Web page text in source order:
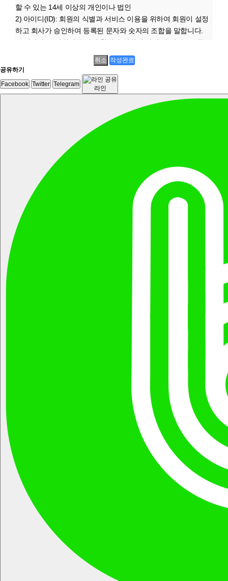
회원님이 회원가입 등을 위해 입력하신 정보는 목적이 달성된 후
별도의 DB로 옮겨져(종이의 경우 별도의 서류함) 내부 방침 및 기
별도 DB로 옮겨진 개인정보는 법률에 의한 경우가 아니고서는 보
유되어지는 이외의 다른 목적으로 이용되지 않습니다.
2. 파기방법
전자적 파일형태로 저장된 개인정보는 기록을 재생할 수 없는 기
회사는 이용자님의 개인정보를 원칙적으로 외부에 제공하지 않
습니다. 다만, 아래의 경우에는 예외로 합니다.
이용자님이 사전에 동의한 경우
법령의 규정에 의거하거나, 수사 목적으로 법령에 정해진 절차와
방법에 따라 수사기관의 요구가 있는 경우
6. 수집한 개인정보의 위탁
회사는 이용자님의 동의없이 이용자님의 정보를 외부 업체에 위
탁하지 않습니다. 향후 그러한 필요가 생길 경우, 위탁 대상자와
위탁 업무 내용에 대해 이용자님께 통지하고 필요한 경우 사전 동
이용자들의 개인정보 조회,수정을 위해서는 ‘개인정보변경’(또는
퇴”를 클릭하여 본인 확인 절차를 거치신 후 직접 열람, 정정 또는
혹은 개인정보관리책임자에게 서면 또는 이메일로 연락하시면
귀하가 개인정보의 오류에 대한 정정을 요청하신 경우에는 정정
다. 또한 잘못된 개인정보를 제3자에게 이미 제공한 경우에는 정
정 처리결과를 제3자에게 지체없이 통지하여 정정이 이루어지도
회사는 이용자의 요청에 의해 해지 또는 삭제된 개인정보는 “회사
가 수집하는 개인정보의 보유 및 이용기간”에 명시된 바에 따라
처리하고 그 외의 용도로 열람 또는 이용할 수 없도록 처리하고
8. 개인정보 자동수집 장치의 설치, 운영 및 그 거부에 관한 사항
회사는 귀하의 정보를 수시로 저장하고 찾아내는 ‘쿠키(cookie)’
등을 운용합니다. 쿠키란 회사의 홈페이지를 운영하는데 이용되
는 서버가 귀하의 브라우저에 보내는 아주 작은 텍스트 파일로서
귀하의 컴퓨터 하드디스크에 저장됩니다. 회사는 다음과 같은 목
적을 위해 쿠키를 사용합니다.
1. 쿠키 등 사용 목적
회원과 비회원의 접속 빈도나 방문 시간 등을 분석, 이용자의 취
향과 관심분야를 파악 및 자취 추적, 각종 이벤트 참여 정도 및 방
문 회수 파악 등을 통한 타겟 마케팅 및 개인 맞춤 서비스 제공
이용자는 쿠키 설치에 대한 선택권을 가지고 있습니다. 따라서,
할 수 있는 14세 이상의 개인이나 법인
2) 아이디(ID): 회원의 식별과 서비스 이용을 위하여 회원이 설정
하고 회사가 승인하여 등록된 문자와 숫자의 조합을 말합니다.
3) 비밀번호: 회원의 동일성 확인과 회원의 권익 및 비밀보호를
위하여 회원 스스로가 설정하여 회사에 등록한 영문과 숫자의 조
합을 말합니다.
4) 운영자: 회사가 제공하는 서비스의 전반적인 관리와 원활한 운
영을 위하여 회사에서 선정한 자를 말합니다.
5) 에누리쿠폰(구매쿠폰): 회원이 회사의 서비스를 통하여 물품을
구매할 때 표시된 금액 또는 비율만큼 물품대금에서 할인 받을 수
있는 회사 전용의 사이버 또는 오프라인 쿠폰을 말합니다. 회사는
판매자의 동의(승인을 포함하며 이하 같다)가 있는 경우에 한하여
에누리쿠폰(구매쿠폰)이 적용된 물품판매거래를 중개할 수 있으
며, 판매자의 동의가 없는 경우에는 당해 거래를 신속히 취소 처
제1항에서 정의되지 않은 이 약관상의 용어의 의미는 일반적인
거래관행에 의합니다.
제3조(준용규정)
회사는 이 약관의 내용을 회사의 상호, 영업소 소재지, 대표자의
성명, 사업자등록번호, 연락처(전화, 전자우편주소 등)등과 함께
회사는 약관의규제에관한법률, 전자문서 및 전자거래기본법, 전
자서명법, 정보통신망이용촉진및정보보호등에관한법률, 전자상
을 위배하지 않는 범위에서 본 약관을 개정할 수 있습니다.
회사가 약관을 개정할 경우에는 적용일자 및 개정사유를 명시하
여 현행 약관과 함께 초기화면에 그 적용일자 14일 이전부터 적용
회원은 변경된 약관에 동의하지 않을 경우 회원 탈퇴(해지)를 요
청할 수 있으며, 변경된 약관의 효력 발생일로부터 7일 이후에도
거부의사를 표시하지 아니하고 서비스를 계속 사용할 경우 약관
제5조 (서비스의 종류)
회사가 제공하는 서비스는 다음과 같습니다.
1) E-Commerce Platform 개발 및 운영서비스
① 판매관련 업무지원서비스
② 구매관련 지원서비스
③ 매매계약체결 관련 서비스
④ 상품 정보검색 서비스
⑤ 기타 전자상거래 관련 서비스
취소 작성완료
공유하기
Facebook Twitter Telegram
라인